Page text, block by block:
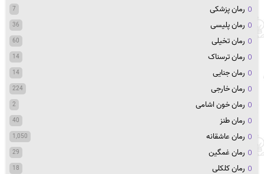
رمان پزشکی 7
رمان پلیسی 36
رمان تخیلی 60
رمان ترسناک 14
رمان جنایی 14
رمان خارجی 224
رمان خون اشامی 2
رمان طنز 40
رمان عاشقانه 1,050
رمان غمگین 29
رمان کلکلی 18